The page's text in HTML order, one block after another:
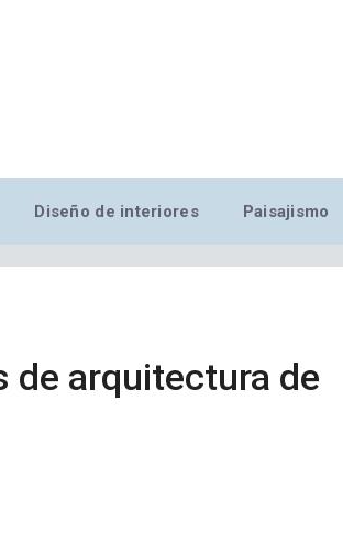
Diseño de interiores Paisajismo
de arquitectura de